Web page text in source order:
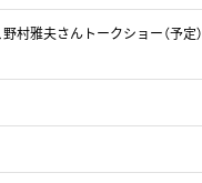
村雅夫さんトークショー（予定）